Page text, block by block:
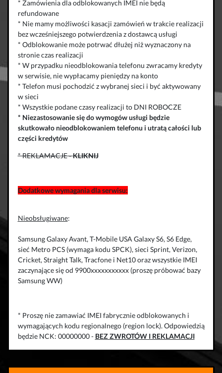
* Zamówienia dla odblokowanych IMEI nie będą
refundowane
* Nie mamy możliwości kasacji zamówień w trakcie realizacji
bez wcześniejszego potwierdzenia z dostawcą usługi
* Odblokowanie może potrwać dłużej niż wyznaczony na
stronie czas realizacji
* W przypadku nieodblokowania telefonu zwracamy kredyty
w serwisie, nie wypłacamy pieniędzy na konto
* Telefon musi pochodzić z wybranej sieci i być aktywowany
w sieci
* Wszystkie podane czasy realizacji to DNI ROBOCZE
* Niezastosowanie się do wymogów usługi będzie
skutkowało nieodblokowaniem telefonu i utratą całości lub
części kredytów
* REKLAMACJE-KLIKNIJ
Dodatkowe wymagania dla serwisu:
Nieobsługiwane:
Samsung Galaxy Avant, T-Mobile USA Galaxy S6, S6 Edge,
sieć Metro PCS (wymaga kodu SPCK), sieci Sprint, Verizon,
Cricket, Straight Talk, Tracfone i Net10 oraz wszystkie IMEI
zaczynające się od 9900xxxxxxxxxxx (proszę próbować bazy
Samsung WW)
* Proszę nie zamawiać IMEI fabrycznie odblokowanych i
wymagających kodu regionalnego (region lock). Odpowiedzią
będzie NCK: 00000000 - BEZ ZWROTÓW I REKLAMACJI